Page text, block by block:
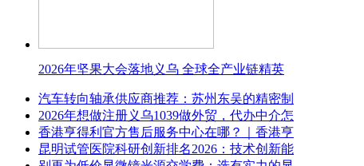
2026年坚果大会落地义乌 全球全产业链精英
汽车转向轴承供应商推荐：苏州东吴的精密制
2026年想做注册义乌1039做外贸，代办中介怎
香港亨得利官方售后服务中心在哪？｜香港亨
昆明试管医院科研创新排名2026：技术创新能